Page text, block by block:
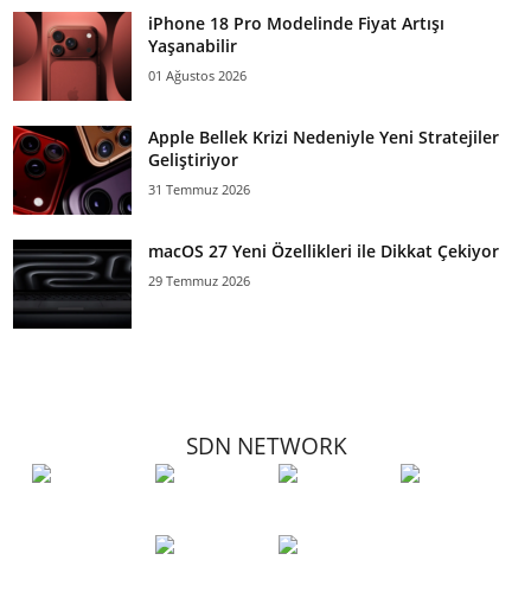
iPhone 18 Pro Modelinde Fiyat Artışı
Yaşanabilir
01 Ağustos 2026
Apple Bellek Krizi Nedeniyle Yeni Stratejiler
Geliştiriyor
31 Temmuz 2026
macOS 27 Yeni Özellikleri ile Dikkat Çekiyor
29 Temmuz 2026
SDN NETWORK